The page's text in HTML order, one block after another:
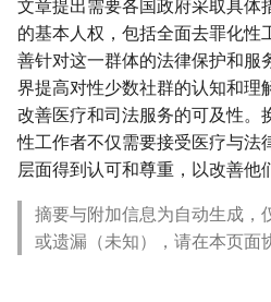
文章提出需要各国政府采取具体
的基本人权，包括全面去罪化性
善针对这一群体的法律保护和服
界提高对性少数社群的认知和理
改善医疗和司法服务的可及性。
性工作者不仅需要接受医疗与法
层面得到认可和尊重，以改善他
摘要与附加信息为自动生成，
或遗漏（未知），请在本页面